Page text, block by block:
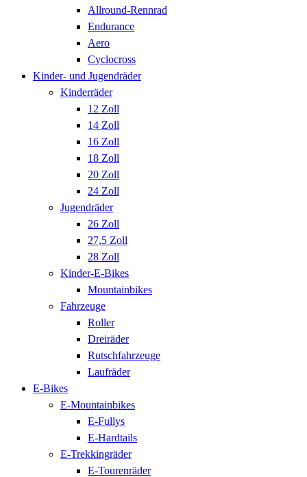
Allround-Rennrad
Endurance
Aero
Cyclocross
Kinder- und Jugendräder
Kinderräder
12 Zoll
14 Zoll
16 Zoll
18 Zoll
20 Zoll
24 Zoll
Jugendräder
26 Zoll
27,5 Zoll
28 Zoll
Kinder-E-Bikes
Mountainbikes
Fahrzeuge
Roller
Dreiräder
Rutschfahrzeuge
Laufräder
E-Bikes
E-Mountainbikes
E-Fullys
E-Hardtails
E-Trekkingräder
E-Tourenräder